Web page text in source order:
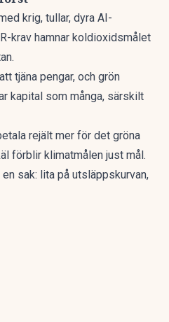
krig, tullar, dyra AI-
krav hamnar koldioxidsmålet
tjäna pengar, och grön
kapital som många, särskilt
rejält mer för det gröna
förblir klimatmålen just mål.
sak: lita på utsläppskurvan,